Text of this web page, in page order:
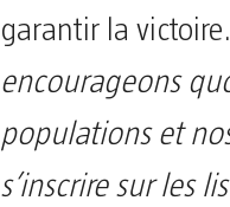
garantir la victoire.
encourageons
populations et
s’inscrire sur les